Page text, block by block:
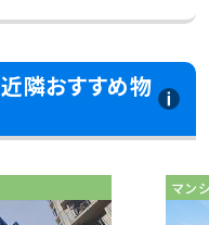
隣おすすめ物
マンション